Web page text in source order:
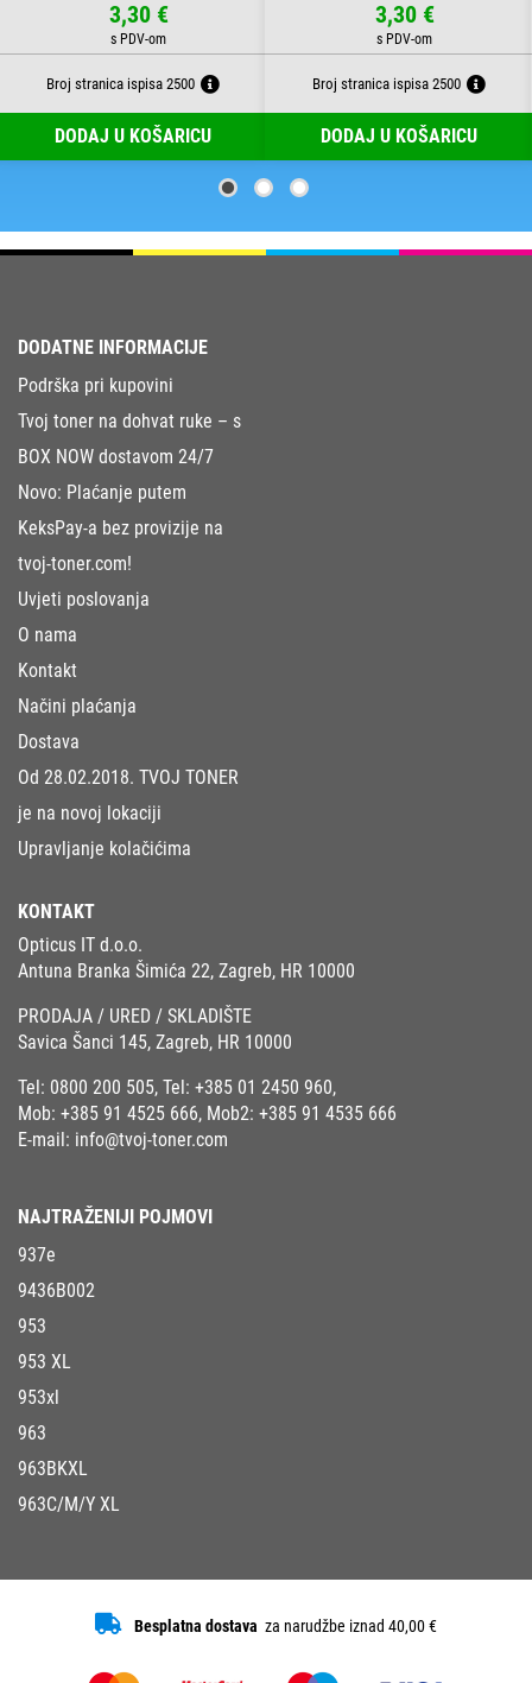
3,30 €
Broj stranica ispisa 2500
DODAJ U KOŠARICU
3,30 €
Broj stranica ispisa 2500
DODAJ U KOŠARICU
DODATNE INFORMACIJE
Podrška pri kupovini
Tvoj toner na dohvat ruke – s
BOX NOW dostavom 24/7
Novo: Plaćanje putem
KeksPay-a bez provizije na
tvoj-toner.com!
Uvjeti poslovanja
O nama
Kontakt
Načini plaćanja
Dostava
Od 28.02.2018. TVOJ TONER
je na novoj lokaciji
Upravljanje kolačićima
KONTAKT
Opticus IT d.o.o.
Antuna Branka Šimića 22, Zagreb, HR 10000
PRODAJA / URED / SKLADIŠTE
Savica Šanci 145, Zagreb, HR 10000
Tel: 0800 200 505, Tel: +385 01 2450 960,
Mob: +385 91 4525 666, Mob2: +385 91 4535 666
E-mail: info@tvoj-toner.com
NAJTRAŽENIJI POJMOVI
937e
9436B002
953
953 XL
953xl
963
963BKXL
963C/M/Y XL
Besplatna dostava za narudžbe iznad 40,00 €